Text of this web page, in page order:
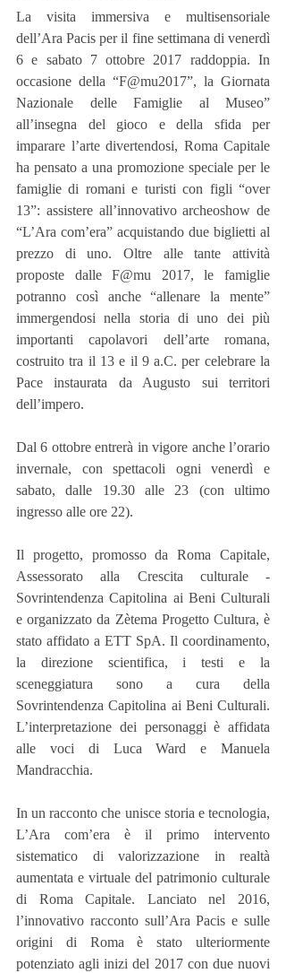
La visita immersiva e multisensoriale
dell’Ara Pacis per il fine settimana di venerdì
6 e sabato 7 ottobre 2017 raddoppia. In
occasione della “F@mu2017”, la Giornata
Nazionale delle Famiglie al Museo”
all’insegna del gioco e della sfida per
imparare l’arte divertendosi, Roma Capitale
ha pensato a una promozione speciale per le
famiglie di romani e turisti con figli “over
13”: assistere all’innovativo archeoshow de
“L’Ara com’era” acquistando due biglietti al
prezzo di uno. Oltre alle tante attività
proposte dalle F@mu 2017, le famiglie
potranno così anche “allenare la mente”
immergendosi nella storia di uno dei più
importanti capolavori dell’arte romana,
costruito tra il 13 e il 9 a.C. per celebrare la
Pace instaurata da Augusto sui territori
dell’impero.
Dal 6 ottobre entrerà in vigore anche l’orario
invernale, con spettacoli ogni venerdì e
sabato, dalle 19.30 alle 23 (con ultimo
ingresso alle ore 22).
Il progetto, promosso da Roma Capitale,
Assessorato alla Crescita culturale -
Sovrintendenza Capitolina ai Beni Culturali
e organizzato da Zètema Progetto Cultura, è
stato affidato a ETT SpA. Il coordinamento,
la direzione scientifica, i testi e la
sceneggiatura sono a cura della
Sovrintendenza Capitolina ai Beni Culturali.
L’interpretazione dei personaggi è affidata
alle voci di Luca Ward e Manuela
Mandracchia.
In un racconto che unisce storia e tecnologia,
L’Ara com’era è il primo intervento
sistematico di valorizzazione in realtà
aumentata e virtuale del patrimonio culturale
di Roma Capitale. Lanciato nel 2016,
l’innovativo racconto sull’Ara Pacis e sulle
origini di Roma è stato ulteriormente
potenziato agli inizi del 2017 con due nuovi